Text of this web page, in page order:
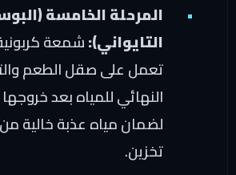
المرحلة الخامسة (البوست كربون
التايواني):شمعة كربونية نشطة
تعمل على صقل الطعم والترشيح
النهائي للمياه بعد خروجها من الخزان،
لضمان مياه عذبة خالية من أي روائح